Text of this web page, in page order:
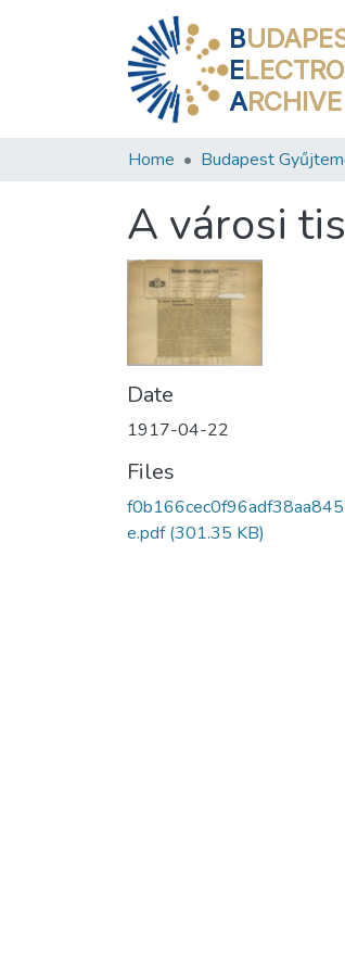
B
E
ARCHIVE
Home Budapest
A városi
Date
1917-04-22
Files
e.pdf(301.35 KB)